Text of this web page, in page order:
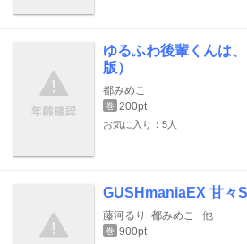
ゆるふわ後輩くんは
版）
都みめこ
巻 200pt
お気に入り：5人
GUSHmaniaEX 甘々
藤河るり 都みめこ 他
巻 900pt